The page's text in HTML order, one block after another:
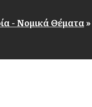
- Νομικά Θέματα»